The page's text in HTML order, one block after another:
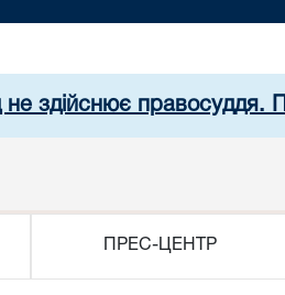
здійснює правосуддя.
ПРЕС-ЦЕНТР